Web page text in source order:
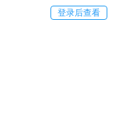
登录后查看